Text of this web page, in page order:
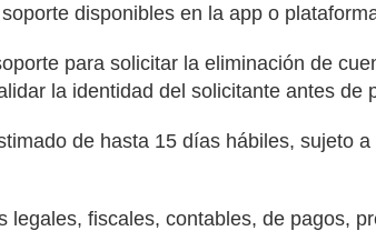
disponibles en la app o
para solicitar la eliminación de
la identidad del solicitante antes de
de hasta 15 días hábiles, sujeto
fiscales, contables, de pagos,